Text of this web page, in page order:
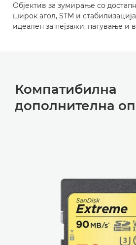
Објектив за зумирање со
широк агол, STM и
идеален за пејзажи, патување и
Компатибилна
дополнителна